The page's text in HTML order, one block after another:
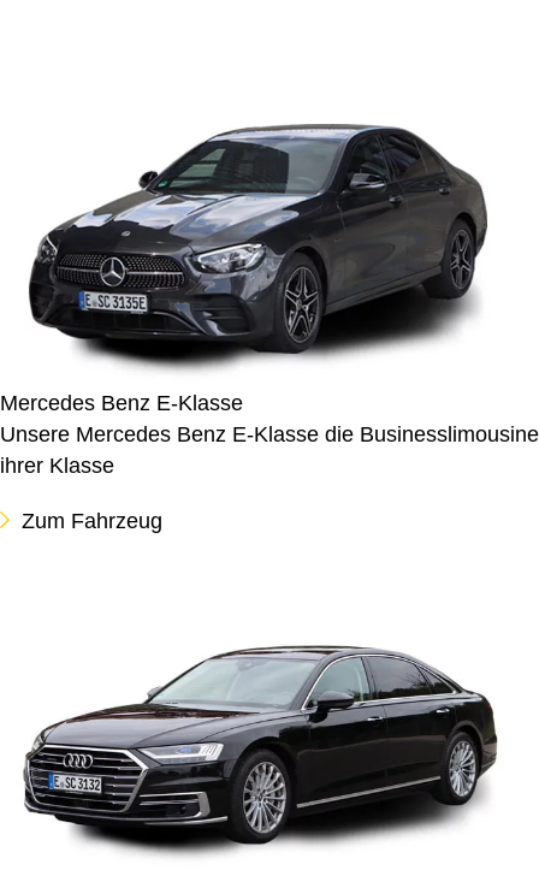
Mercedes Benz E-Klasse
Unsere Mercedes Benz E-Klasse die Businesslimousine
ihrer Klasse
Zum Fahrzeug